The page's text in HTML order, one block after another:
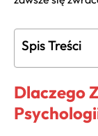
Spis Treści
Dlaczego